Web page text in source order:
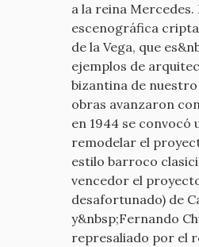
a la reina
escenográfica
de la Vega, que
ejemplos de
bizantina de
obras avanzaron
en 1944 se convocó
remodelar el
estilo barroco
vencedor el
desafortunado) de
y&nbsp;Fernando
represaliado por el